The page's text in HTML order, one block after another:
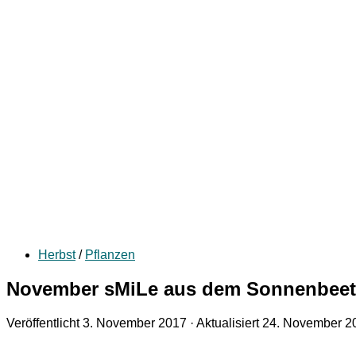
Herbst / Pflanzen
November sMiLe aus dem Sonnenbeet
Veröffentlicht3. November 2017 · Aktualisiert 24. November